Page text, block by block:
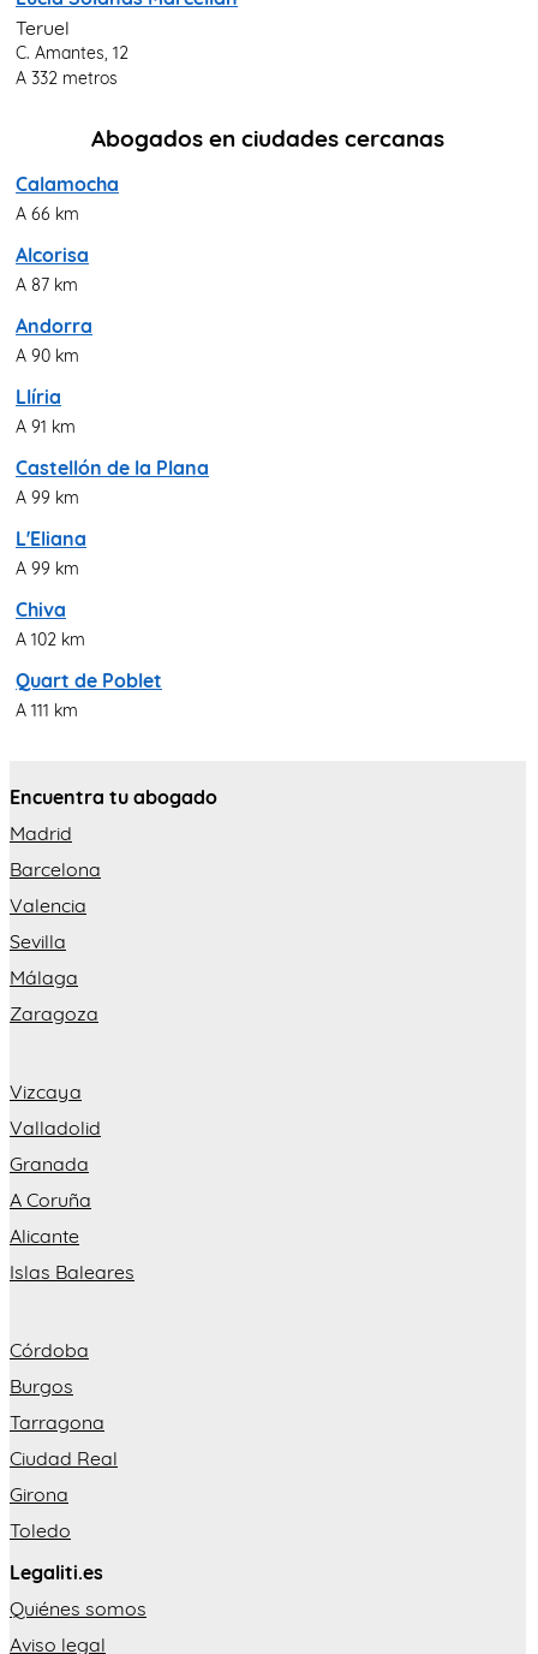
Teruel
C. Amantes, 12
A 332 metros
Abogados en ciudades cercanas
Calamocha
A 66 km
Alcorisa
A 87 km
Andorra
A 90 km
Llíria
A 91 km
Castellón de la Plana
A 99 km
L'Eliana
A 99 km
Chiva
A 102 km
Quart de Poblet
A 111 km
Encuentra tu abogado
Madrid
Barcelona
Valencia
Sevilla
Málaga
Zaragoza
Vizcaya
Valladolid
Granada
A Coruña
Alicante
Islas Baleares
Córdoba
Burgos
Tarragona
Ciudad Real
Girona
Toledo
Legaliti.es
Quiénes somos
Aviso legal